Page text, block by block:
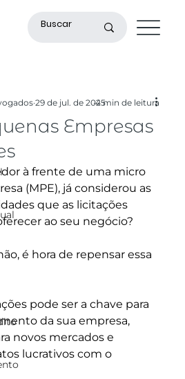
Empresas
29 de jul. de 20254 min de leitura
à frente de uma micro
(MPE), já considerou as
que as licitações
ao seu negócio?
é hora de repensar essa
pode ser a chave para
da sua empresa,
novos mercados e
lucrativos com o